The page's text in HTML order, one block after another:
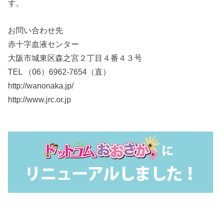
す。
お問い合わせ先
赤十字血液センター
大阪市城東区森之宮２丁目４番４３号
TEL （06）6962-7654（直）
http://wanonaka.jp/
http://www.jrc.or.jp